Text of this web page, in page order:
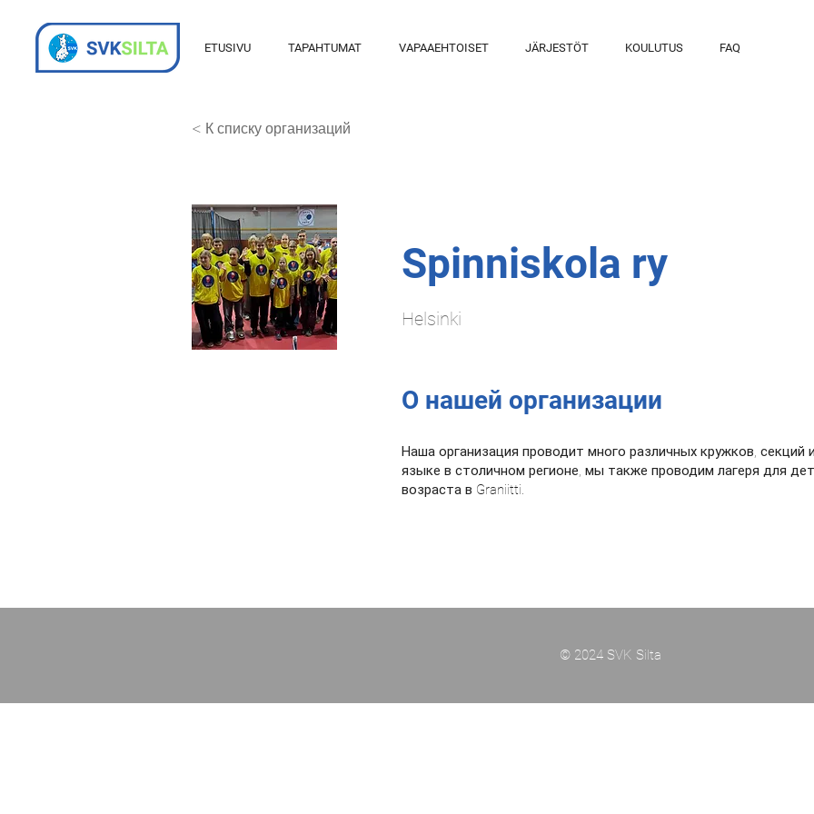
ETUSIVU TAPAHTUMAT VAPAAEHTOISET JÄRJESTÖT KOULUTUS FAQ
< К списку организаций
Spinniskola ry
Helsinki
О нашей организации
Наша организация проводит много различных кружков, секций
языке в столичном регионе, мы также проводим лагеря для
возраста в Graniitti.
© 2024 SVK Silta